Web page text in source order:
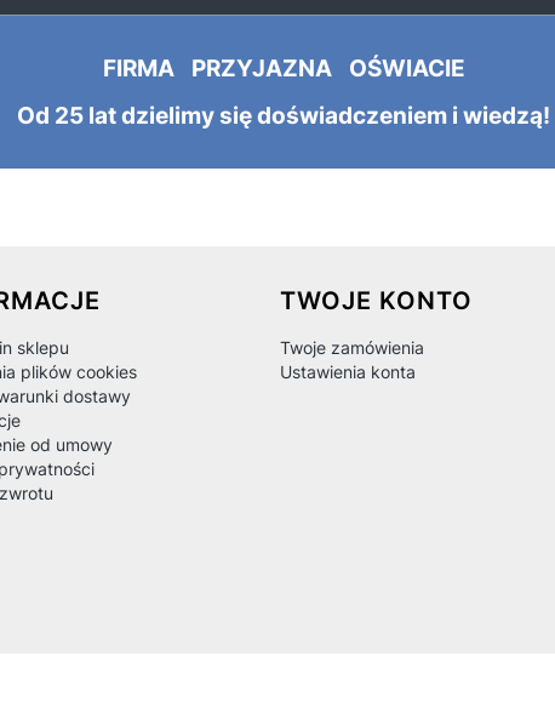
FIRMA PRZYJAZNA OŚWIACIE
Od 25 lat dzielimy się doświadczeniem i wiedzą!
stopce
sklepu
plików cookies
dostawy
od umowy
TWOJE KONTO
Twoje zamówienia
Ustawienia konta